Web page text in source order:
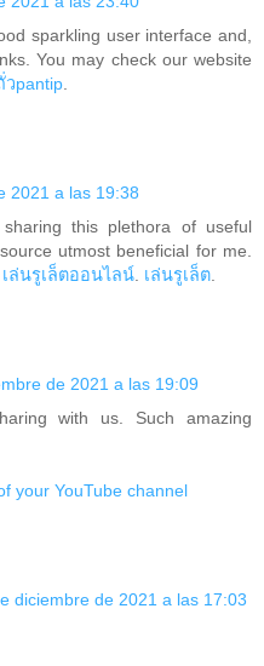
sparkling user interface and,
You may check our website
วpantip
2021 a las 19:38
this plethora of useful
utmost beneficial for me.
เล่นรูเล็ตออนไลน์ เล่นรูเล็ต
de 2021 a las 19:09
with us. Such amazing
your YouTube channel
diciembre de 2021 a las 17:03